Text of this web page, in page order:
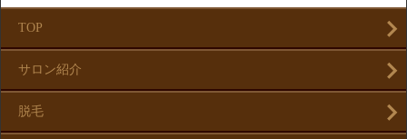
TOP
サロン紹介
脱毛